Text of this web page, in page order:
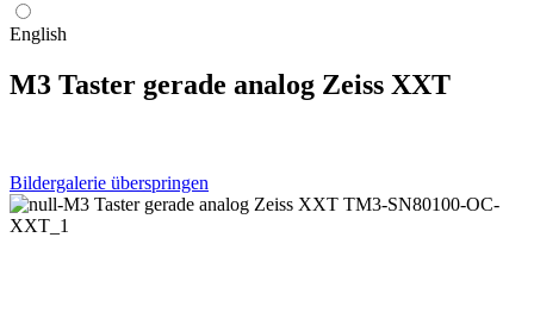
English
M3 Taster gerade analog Zeiss XXT
Bildergalerie überspringen